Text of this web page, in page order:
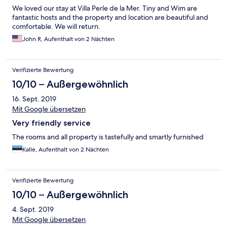
We loved our stay at Villa Perle de la Mer. Tiny and Wim are
fantastic hosts and the property and location are beautiful and
comfortable. We will return.
John R, Aufenthalt von 2 Nächten
Verifizierte Bewertung
10/10 – Außergewöhnlich
16. Sept. 2019
Mit Google übersetzen
Very friendly service
The rooms and all property is tastefully and smartly furnished
Kalle, Aufenthalt von 2 Nächten
Verifizierte Bewertung
10/10 – Außergewöhnlich
4. Sept. 2019
Mit Google übersetzen